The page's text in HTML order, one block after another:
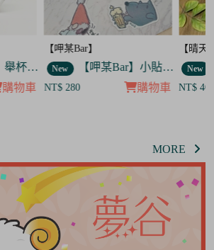
【呷某Bar】小貼紙 7入套組
購物車
【晴天咖啡館】
New 【晴天咖啡館】吊飾套組
NT$ 400 購物車
【呷某
New
NT$
MORE